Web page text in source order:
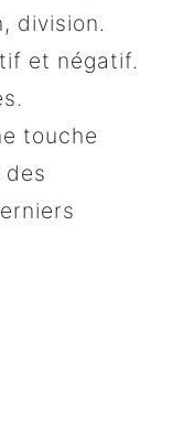
division.
et négatif.
touche